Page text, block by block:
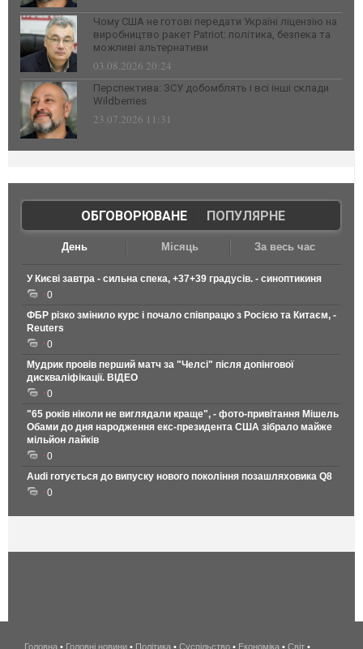
Чому США не готові передати Україні ліцензію на
виробництво ракет Patriot: політика, безпека та
можливі альтернативи
03.08.2026 20:24
Перспектива: ЗСУ добомблять і всі інші склади
Wildberries
23.07.2026 11:31
ОБГОВОРЮВАНЕ| ПОПУЛЯРНЕ
День Місяць За весь час
У Києві завтра - сильна спека, +37+39 градусів. - синоптикиня
0
ФБР різко змінило курс і почало співпрацю з Росією та Китаєм, -
Reuters
0
Мудрик провів перший матч за "Челсі" після допінгової
дискваліфікації. ВІДЕО
0
"65 років ніколи не виглядали краще", - фото-привітання Мішель
Обами до дня народження екс-президента США зібрало майже
мільйон лайків
0
Audi готується до випуску нового покоління позашляховика Q8
0
беспроводной
Головна • Головні новини • Політика • Суспільство • Економіка • Світ •